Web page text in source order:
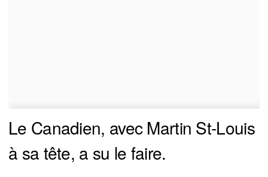
Le Canadien, avec Martin St-Louis
à sa tête, a su le faire.